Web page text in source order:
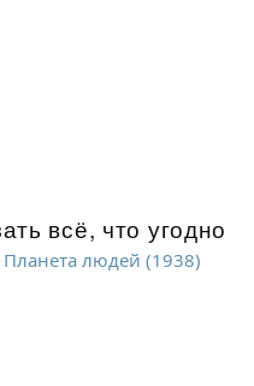
всё, что угодно
Планета людей (1938)